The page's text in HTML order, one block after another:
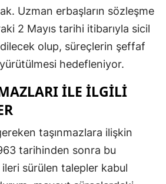
Uzman erbaşların sözleşme
2 Mayıs tarihi itibarıyla sicil
olup, süreçlerin şeffaf
hedefleniyor.
İLE İLGILI
taşınmazlara ilişkin
tarihinden sonra bu
sürülen talepler kabul